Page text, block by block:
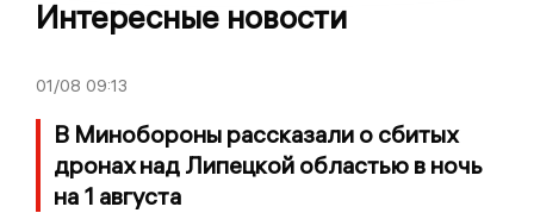
Интересные новости
01/08 09:13
В Минобороны рассказали о сбитых
дронах над Липецкой областью в ночь
на 1 августа